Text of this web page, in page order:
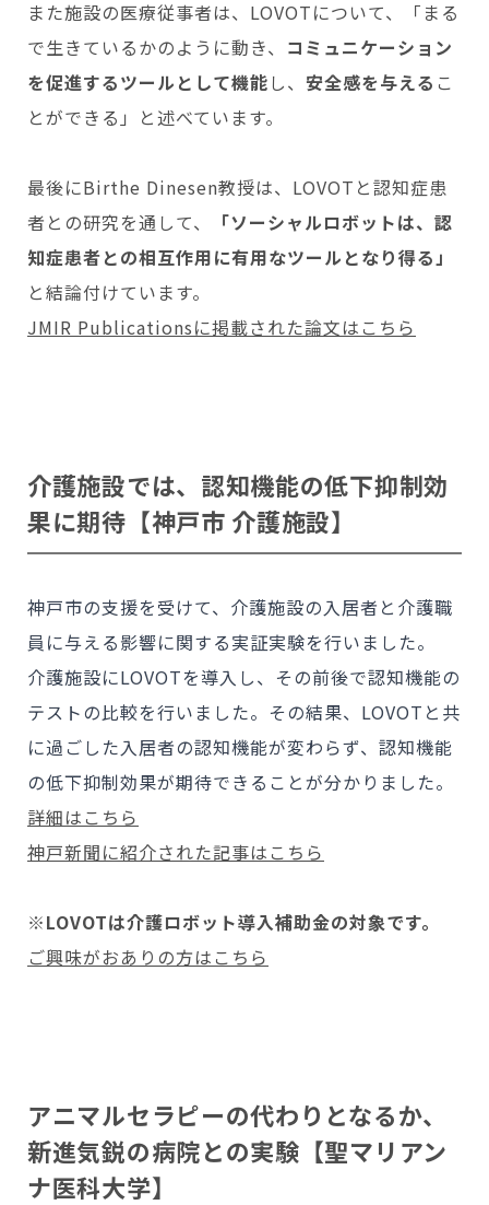
また施設の医療従事者は、LOVOTについて、「まる
で生きているかのように動き、 コミュニケーション
を促進するツールとして機能 し、 安全感を与える こ
とができる」と述べています。
最後にBirthe Dinesen教授は、LOVOTと認知症患
者との研究を通して、
「ソーシャルロボットは、認
知症患者との相互作用に有用なツールとなり得る」
と結論付けています。
JMIR Publicationsに掲載された論文はこちら
介護施設では、認知機能の低下抑制効
果に期待 【神戸市 介護施設】
神戸市の支援を受けて、介護施設の入居者と介護職
員に与える影響に関する実証実験を行いました。
介護施設にLOVOTを導入し、その前後で認知機能の
テストの比較を行いました。その結果、LOVOTと共
に過ごした入居者の認知機能が変わらず、認知機能
の低下抑制効果が期待できることが分かりました。
詳細はこちら
神戸新聞に紹介された記事はこちら
※LOVOTは介護ロボット導入補助金の対象です。
ご興味がおありの方はこちら
アニマルセラピーの代わりとなるか、
新進気鋭の病院との実験【聖マリアン
ナ医科大学】